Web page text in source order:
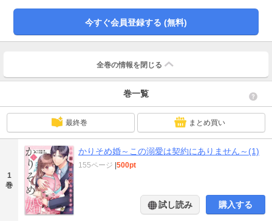
noicomi vol.147～149、151、153に収録されています。重複購入にご注意くだ
今すぐ会員登録する (無料)
全巻の情報を 閉じる
巻一覧
最終巻 まとめ買い
1
巻
かりそめ婚～この溺愛は契約にありません～(1)
155ページ |500pt
試し読み 購入する